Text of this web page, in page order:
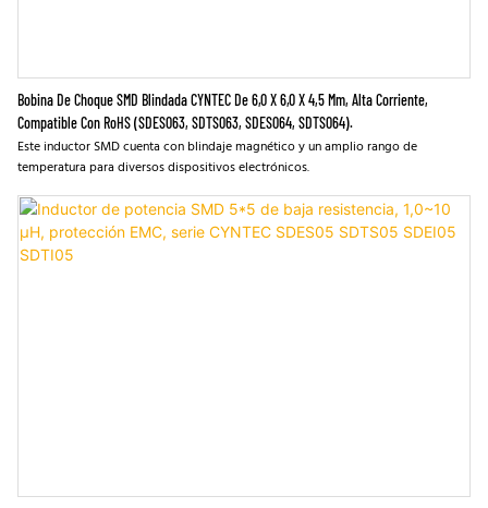
Bobina De Choque SMD Blindada CYNTEC De 6,0 X 6,0 X 4,5 Mm, Alta Corriente,
Compatible Con RoHS (SDES063, SDTS063, SDES064, SDTS064).
Este inductor SMD cuenta con blindaje magnético y un amplio rango de
temperatura para diversos dispositivos electrónicos.